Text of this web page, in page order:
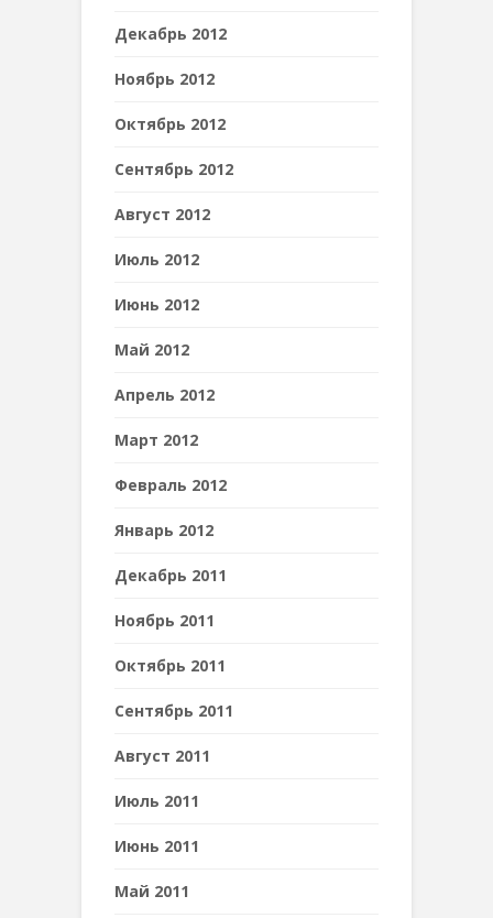
Декабрь 2012
Ноябрь 2012
Октябрь 2012
Сентябрь 2012
Август 2012
Июль 2012
Июнь 2012
Май 2012
Апрель 2012
Март 2012
Февраль 2012
Январь 2012
Декабрь 2011
Ноябрь 2011
Октябрь 2011
Сентябрь 2011
Август 2011
Июль 2011
Июнь 2011
Май 2011